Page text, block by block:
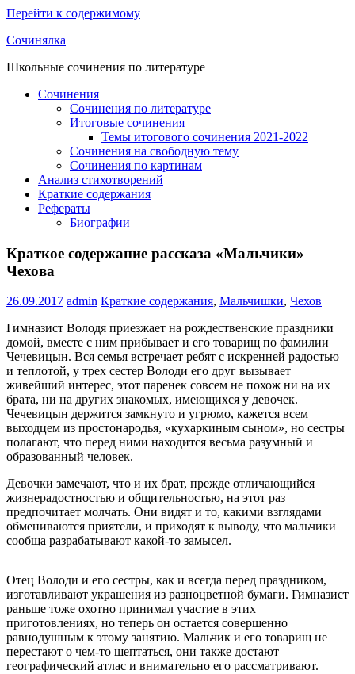
Перейти к содержимому
Сочинялка
Школьные сочинения по литературе
Сочинения
Сочинения по литературе
Итоговые сочинения
Темы итогового сочинения 2021-2022
Сочинения на свободную тему
Сочинения по картинам
Анализ стихотворений
Краткие содержания
Рефераты
Биографии
Краткое содержание рассказа «Мальчики»
Чехова
26.09.2017 admin Краткие содержания, Мальчишки, Чехов
Гимназист Володя приезжает на рождественские праздники
домой, вместе с ним прибывает и его товарищ по фамилии
Чечевицын. Вся семья встречает ребят с искренней радостью
и теплотой, у трех сестер Володи его друг вызывает
живейший интерес, этот паренек совсем не похож ни на их
брата, ни на других знакомых, имеющихся у девочек.
Чечевицын держится замкнуто и угрюмо, кажется всем
выходцем из простонародья, «кухаркиным сыном», но сестры
полагают, что перед ними находится весьма разумный и
образованный человек.
Девочки замечают, что и их брат, прежде отличающийся
жизнерадостностью и общительностью, на этот раз
предпочитает молчать. Они видят и то, какими взглядами
обмениваются приятели, и приходят к выводу, что мальчики
сообща разрабатывают какой-то замысел.
Отец Володи и его сестры, как и всегда перед праздником,
изготавливают украшения из разноцветной бумаги. Гимназист
раньше тоже охотно принимал участие в этих
приготовлениях, но теперь он остается совершенно
равнодушным к этому занятию. Мальчик и его товарищ не
перестают о чем-то шептаться, они также достают
географический атлас и внимательно его рассматривают.